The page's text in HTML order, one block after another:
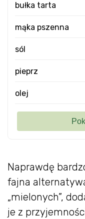
Naprawdę
fajna
„mielonych”,
je z
bułka tarta
mąka pszenna
sól
pieprz
olej